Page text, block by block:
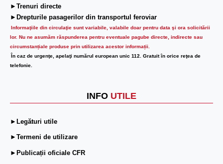
►Trenuri directe
►Drepturile pasagerilor din transportul feroviar
Informaţiile din circulaţie sunt variabile, valabile doar pentru data şi ora solicitării
lor. Nu ne asumăm răspunderea pentru eventuale pagube directe, indirecte sau
circumstanțiale produse prin utilizarea acestor informații.
În caz de urgenţe, apelaţi numărul european unic 112. Gratuit în orice reţea de
telefonie.
INFO UTILE
►Legături utile
►Termeni de utilizare
►Publicații oficiale CFR